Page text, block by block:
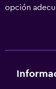
opción